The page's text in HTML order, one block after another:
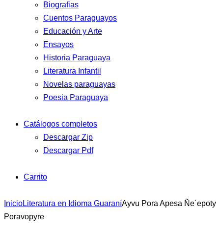
Biografias
Cuentos Paraguayos
Educación y Arte
Ensayos
Historia Paraguaya
Literatura Infantil
Novelas paraguayas
Poesia Paraguaya
Catálogos completos
Descargar Zip
Descargar Pdf
Carrito
InicioLiteratura en Idioma GuaraníAyvu Pora Apesa Ñe´epoty
Poravopyre